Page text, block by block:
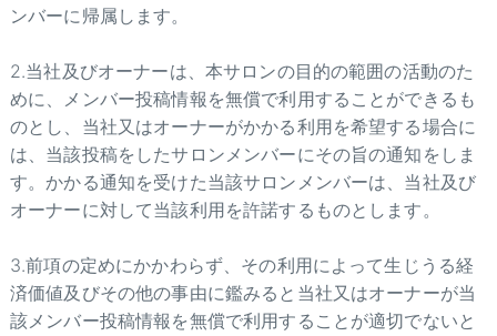
ンバーに帰属します。
2.当社及びオーナーは、本サロンの目的の範囲の活動のた
めに、メンバー投稿情報を無償で利用することができるも
のとし、当社又はオーナーがかかる利用を希望する場合に
は、当該投稿をしたサロンメンバーにその旨の通知をしま
す。かかる通知を受けた当該サロンメンバーは、当社及び
オーナーに対して当該利用を許諾するものとします。
3.前項の定めにかかわらず、その利用によって生じうる経
済価値及びその他の事由に鑑みると当社又はオーナーが当
該メンバー投稿情報を無償で利用することが適切でないと